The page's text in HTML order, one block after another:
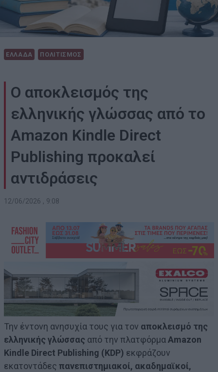
ΕΛΛΑΔΑ ΠΟΛΙΤΙΣΜΟΣ
Ο αποκλεισμός της
ελληνικής γλώσσας από το
Amazon Kindle Direct
Publishing προκαλεί
αντιδράσεις
12/06/2026 , 9:08
Την έντονη ανησυχία τους για τον αποκλεισμό της
ελληνικής γλώσσας από την πλατφόρμαAmazon
Kindle Direct Publishing (KDP) εκφράζουν
εκατοντάδες πανεπιστημιακοί, ακαδημαϊκοί,